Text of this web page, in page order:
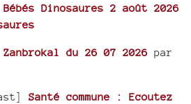
Bébés Dinosaures 2 août 2026
Zanbrokal du 26 07 2026 par
Santé commune : Ecoutez